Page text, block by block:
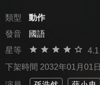
類型
動作
發音
國語
星等
4.1
下架時間 2032年01月01日